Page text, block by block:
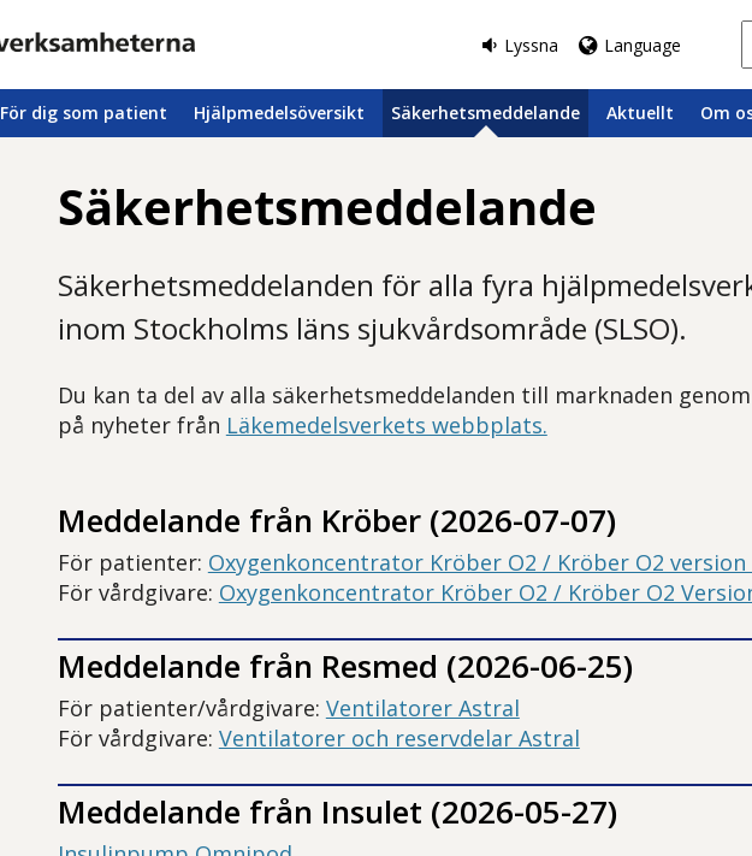
Lyssna Language
För dig som patient Hjälpmedelsöversikt Säkerhetsmeddelande Aktuellt Om
Säkerhetsmeddelande
Säkerhetsmeddelanden för alla fyra
inom Stockholms läns sjukvårdsområde (SLSO).
Du kan ta del av alla säkerhetsmeddelanden till marknaden
på nyheter från Läkemedelsverkets webbplats.
Meddelande från Kröber(2026-07-07)
För patienter: Oxygenkoncentrator Kröber O2 / Kröber O2 version
För vårdgivare: Oxygenkoncentrator Kröber O2 / Kröber O2
Meddelande från Resmed (2026-06-25)
För patienter/vårdgivare: Ventilatorer Astral
För vårdgivare: Ventilatorer och reservdelar Astral
Meddelande från Insulet (2026-05-27)